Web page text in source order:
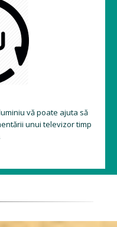
vă poate ajuta să
unui televizor timp